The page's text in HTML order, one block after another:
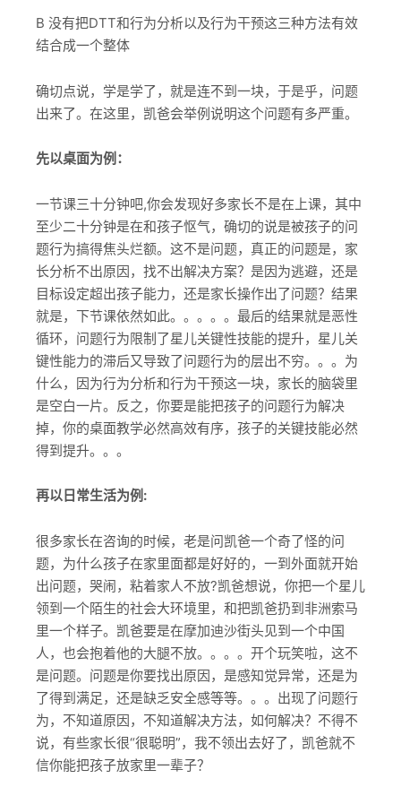
B 没有把DTT和行为分析以及行为干预这三种方法有效
结合成一个整体
确切点说，学是学了，就是连不到一块，于是乎，问题
出来了。在这里，凯爸会举例说明这个问题有多严重。
先以桌面为例：
一节课三十分钟吧,你会发现好多家长不是在上课，其中
至少二十分钟是在和孩子怄气，确切的说是被孩子的问
题行为搞得焦头烂额。这不是问题，真正的问题是，家
长分析不出原因，找不出解决方案？是因为逃避，还是
目标设定超出孩子能力，还是家长操作出了问题？结果
就是，下节课依然如此。。。。。最后的结果就是恶性
循环，问题行为限制了星儿关键性技能的提升，星儿关
键性能力的滞后又导致了问题行为的层出不穷。。。为
什么，因为行为分析和行为干预这一块，家长的脑袋里
是空白一片。反之，你要是能把孩子的问题行为解决
掉，你的桌面教学必然高效有序，孩子的关键技能必然
得到提升。。。
再以日常生活为例:
很多家长在咨询的时候，老是问凯爸一个奇了怪的问
题，为什么孩子在家里面都是好好的，一到外面就开始
出问题，哭闹，粘着家人不放?凯爸想说，你把一个星儿
领到一个陌生的社会大环境里，和把凯爸扔到非洲索马
里一个样子。凯爸要是在摩加迪沙街头见到一个中国
人，也会抱着他的大腿不放。。。。开个玩笑啦，这不
是问题。问题是你要找出原因，是感知觉异常，还是为
了得到满足，还是缺乏安全感等等。。。出现了问题行
为，不知道原因，不知道解决方法，如何解决？不得不
说，有些家长很“很聪明”，我不领出去好了，凯爸就不
信你能把孩子放家里一辈子？